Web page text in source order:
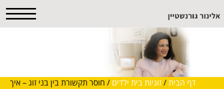
דף הבית / זוגיות בית ילדים / חוסר תקשורת בין בני זוג – איך